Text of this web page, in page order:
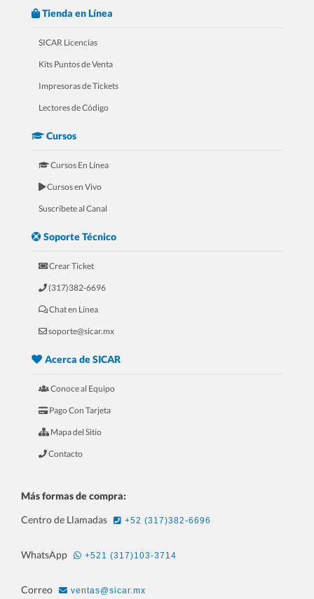
tu FERRETERÍA
5.- 20 Razones Para USAR SICAR en
tu REFACCIONARIA
6.- 20 Razones Para USAR SICAR en
Tienda en Línea
SICAR Licencias
Kits Puntos de Venta
Impresoras de Tickets
Lectores de Código
Cursos
Cursos En Línea
Cursos en Vivo
Suscríbete al Canal
Soporte Técnico
Crear Ticket
(317)382-6696
Chat en Línea
soporte@sicar.mx
Acerca de SICAR
Conoce al Equipo
Pago Con Tarjeta
Mapa del Sitio
Contacto
Más formas de compra:
Centro de Llamadas
+52 (317)382-6696
WhatsApp +521 (317)103-3714
Correo ventas@sicar.mx